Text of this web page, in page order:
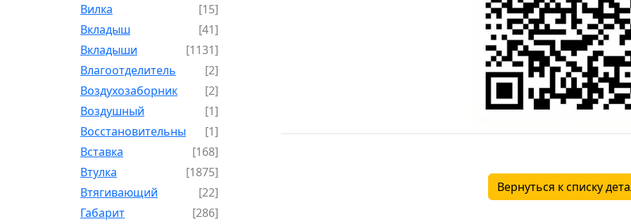
Вилка
[15]
Вкладыш
[41]
Вкладыши
[1131]
Влагоотделитель
[2]
Воздухозаборник
[2]
Воздушный
[1]
Восстановительный
[1]
Вставка
[168]
Втулка
[1875]
Втягивающий
[22]
Габарит
[286]
Вернуться к списку